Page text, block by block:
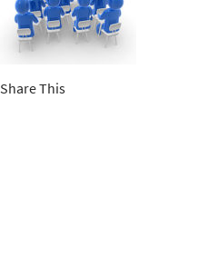
Share This